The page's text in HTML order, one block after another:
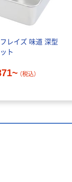
レイズ 味道 深型
ト
（税込）